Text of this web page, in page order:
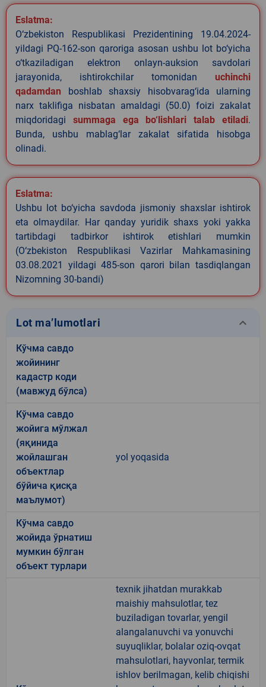
Eslatma:
O‘zbekiston Respublikasi Prezidentining 19.04.2024-
yildagi PQ-162-son qaroriga asosan ushbu lot bo‘yicha
o‘tkaziladigan elektron onlayn-auksion savdolari
jarayonida, ishtirokchilar tomonidan uchinchi
qadamdan boshlab shaxsiy hisobvarag‘ida ularning
narx taklifiga nisbatan amaldagi (50.0) foizi zakalat
miqdoridagi summaga ega bo‘lishlari talab etiladi.
Bunda, ushbu mablag‘lar zakalat sifatida hisobga
olinadi.
Eslatma:
Ushbu lot bo‘yicha savdoda jismoniy shaxslar ishtirok
eta olmaydilar. Har qanday yuridik shaxs yoki yakka
tartibdagi tadbirkor ishtirok etishlari mumkin
(O‘zbekiston Respublikasi Vazirlar Mahkamasining
03.08.2021 yildagi 485-son qarori bilan tasdiqlangan
Nizomning 30-bandi)
Lot ma’lumotlari keyboard_arrow_down
Кўчма савдо
жойининг
кадастр коди
(мавжуд бўлса)
Кўчма савдо
жойига мўлжал
(яқинида
жойлашган
объектлар
бўйича қисқа
маълумот)
yol yoqasida
Кўчма савдо
жойида ўрнатиш
мумкин бўлган
объект турлари
texnik jihatdan murakkab
maishiy mahsulotlar, tez
buziladigan tovarlar, yengil
alangalanuvchi va yonuvchi
suyuqliklar, bolalar oziq-ovqat
mahsulotlari, hayvonlar, termik
ishlov berilmagan, kelib chiqishi